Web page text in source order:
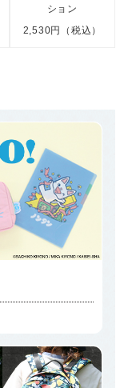
ション
2,530円（税込）